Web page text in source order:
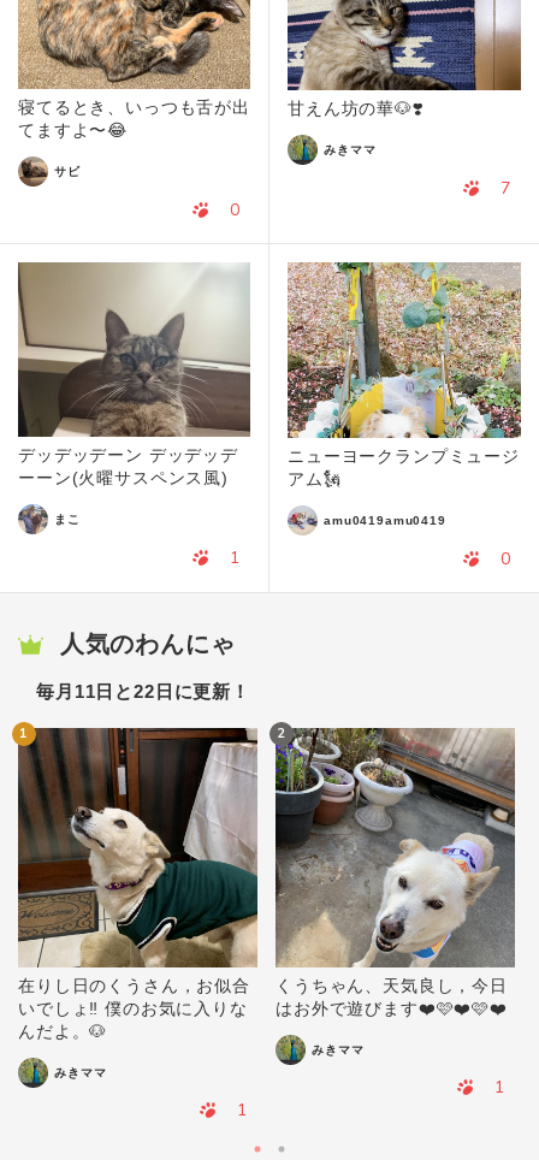
寝てるとき、いっつも舌が出
てますよ〜😂
サビ
0
甘えん坊の華🐶❣️
みきママ
7
デッデッデーン デッデッデ
ーーン(火曜サスペンス風)
まこ
1
ニューヨークランプミュージ
アム🗽
amu0419amu0419
0
人気のわんにゃ
毎月11日と22日に更新！
1
在りし日のくうさん，お似合
いでしょ‼️ 僕のお気に入りな
んだよ。🐶
みきママ
1
2
くうちゃん、天気良し，今日
はお外で遊びます❤️🩷❤️🩷❤️
みきママ
1